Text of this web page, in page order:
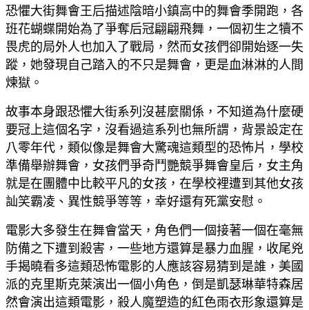
恐懼大街舞會王后描述陰暗小鎮高中的舞會季開跑，各
班花蝴蝶開始為了爭奪后冠翩翩飛舞，一個初生之犢不
畏虎的局外人也加入了戰局，然而女孩們卻開始逐一失
蹤，她發現自己踏入的不只是舞會，更是血淋淋的人間
煉獄。
故事本身跟恐懼大街系列沒甚麼關係，不知道為什麼硬
要冠上這個名字，沒看過這系列也無所謂，背景設定在
八零年代，類似像是舞會大驚魂這類型的恐怖片，學校
準備舉辦舞會，女孩們爭奇鬥艷競爭舞會皇后，女主角
就是在團體中比較平凡的女孩，在學校裡遭到其他女孩
訕笑霸凌、異性競爭等等，幸好還有死黨安慰。
電影大多發生在舞會當天，角色們一個接著一個在毫無
防備之下遭到殺害，一些地方還算是暴力血腥，收尾兇
手揭曉看多這類恐怖電影的人應該容易猜到是誰，美國
派的克里斯克萊演出一個小角色，倒是凱瑟琳華特森居
然會演出這類電影，殺人魔塑造的紅色雨衣形象還算是